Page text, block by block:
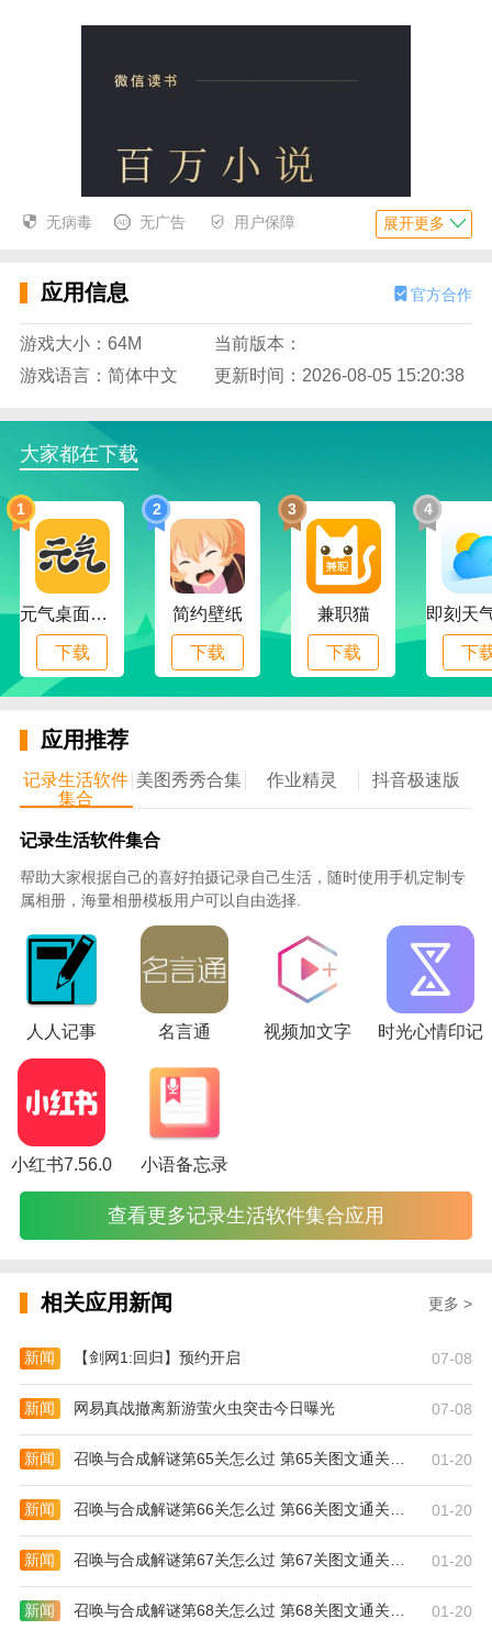
微信阅读功能介绍:
1.图书分类:所有的图书都进行了很好的分类，保证所有
的读者都能轻松找到自己喜欢的书。
进行查询。很容易找到书。
3.书籍推荐，会根据你每天阅读的其他书籍，为你推荐
相关的阅读内容。
4.阅读评论。你读的书也可以通过评论给别人提供关于
书的信息，这样你就可以随时看书了。
微信阅读安卓版_图片2
无病毒 无广告 用户保障 展开更多
应用信息 官方合作
游戏大小：64M
当前版本：
游戏语言：简体中文
更新时间：2026-08-05 15:20:38
大家都在下载
1
元气桌面下载
下载
2
简约壁纸
下载
3
兼职猫
下载
4
下
应用推荐
记录生活软件
集合
美图秀秀合集 作业精灵 抖音极速版
记录生活软件集合
帮助大家根据自己的喜好拍摄记录自己生活，随时使用手机定制专
属相册，海量相册模板用户可以自由选择.
人人记事 名言通 视频加文字 时光心情印记
小红书7.56.0 小语备忘录
查看更多记录生活软件集合应用
相关应用新闻 更多 >
新闻 【剑网1:回归】预约开启 07-08
新闻 网易真战撤离新游萤火虫突击今日曝光 07-08
新闻 召唤与合成解谜第65关怎么过 第65关图文通关攻略 01-20
新闻 召唤与合成解谜第66关怎么过 第66关图文通关攻略 01-20
新闻 召唤与合成解谜第67关怎么过 第67关图文通关攻略 01-20
新闻 召唤与合成解谜第68关怎么过 第68关图文通关攻略 01-20